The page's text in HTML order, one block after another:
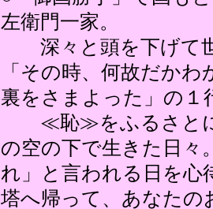
左衛門一家。
深々と頭を下げて
「その時、何故だか
裏をさまよった」の１
≪恥≫をふるさとに
の空の下で生きた日
れ」と言われる日を心
塔へ帰って、あなた